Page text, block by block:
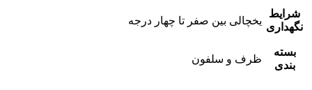
شرایط
نگهداری
یخچالی بین صفر تا چهار درجه
بسته
بندی
ظرف و سلفون